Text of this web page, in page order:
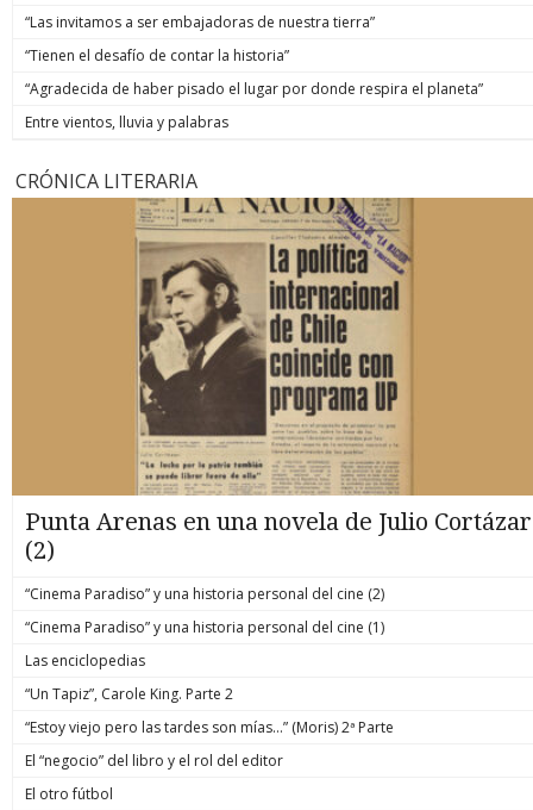
“Las invitamos a ser embajadoras de nuestra tierra”
“Tienen el desafío de contar la historia”
“Agradecida de haber pisado el lugar por donde respira el planeta”
Entre vientos, lluvia y palabras
CRÓNICA LITERARIA
Punta Arenas en una novela de Julio Cortázar
(2)
“Cinema Paradiso” y una historia personal del cine (2)
“Cinema Paradiso” y una historia personal del cine (1)
Las enciclopedias
“Un Tapiz”, Carole King. Parte 2
“Estoy viejo pero las tardes son mías…” (Moris) 2ª Parte
El “negocio” del libro y el rol del editor
El otro fútbol